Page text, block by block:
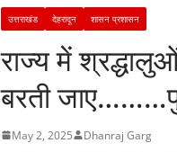
उत्तराखंड देहरादून शासन प्रशासन
राज्य में
बरती
May 2, 2025 Dhanraj Garg